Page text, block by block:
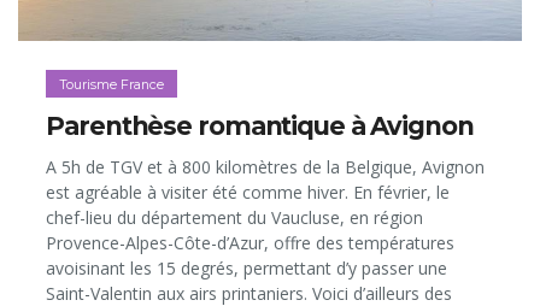
Tourisme France
Parenthèse romantique à Avignon
A 5h de TGV et à 800 kilomètres de la Belgique, Avignon
est agréable à visiter été comme hiver. En février, le
chef-lieu du département du Vaucluse, en région
Provence-Alpes-Côte-d’Azur, offre des températures
avoisinant les 15 degrés, permettant d’y passer une
Saint-Valentin aux airs printaniers. Voici d’ailleurs des